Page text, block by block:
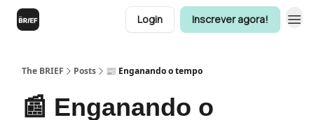
Login Inscrever agora!
The BRIEF Posts 📰 Enganando o tempo
📰 Enganando o